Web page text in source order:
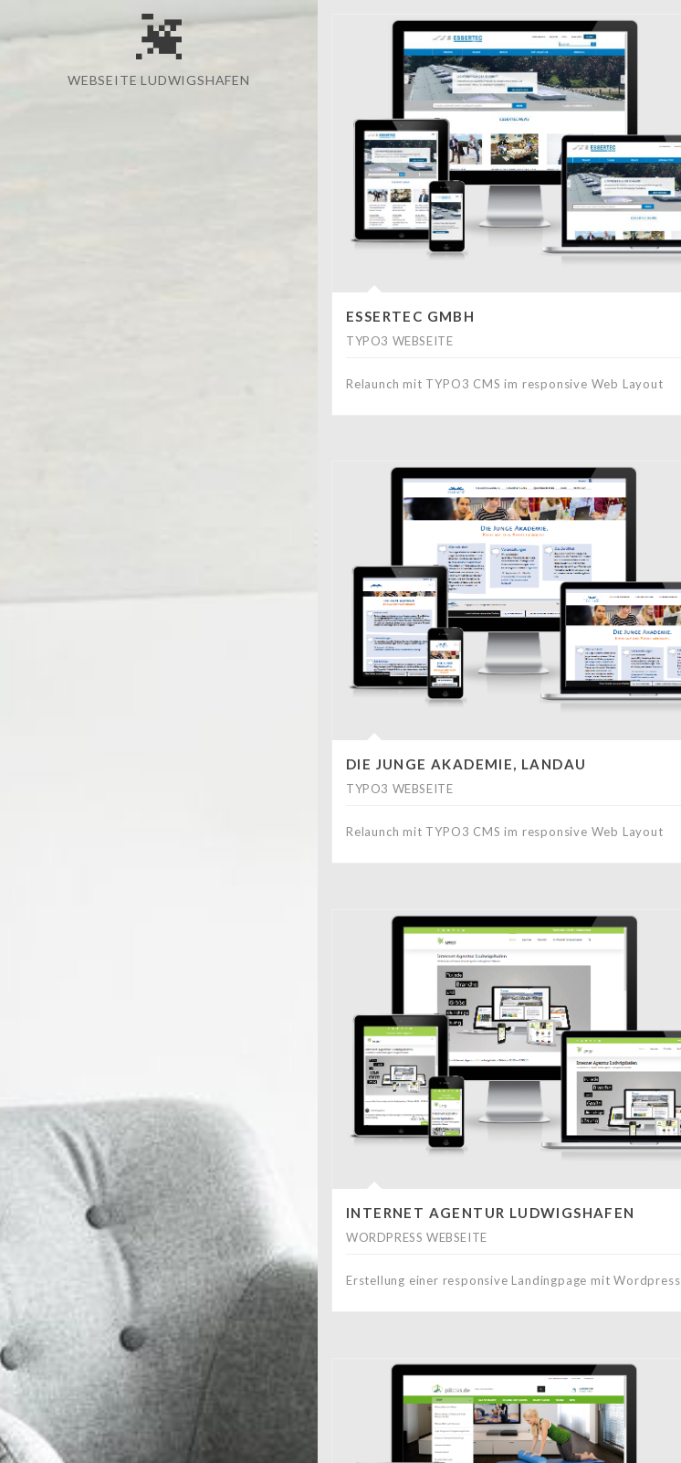
WEBSEITE LUDWIGSHAFEN
ESSERTEC GMBH
TYPO3 WEBSEITE
Relaunch mit TYPO3 CMS im responsive Web Layout
DIE JUNGE AKADEMIE, LANDAU
TYPO3 WEBSEITE
Relaunch mit TYPO3 CMS im responsive Web Layout
INTERNET AGENTUR LUDWIGSHAFEN
WORDPRESS WEBSEITE
Erstellung einer responsive Landingpage mit Wordpress